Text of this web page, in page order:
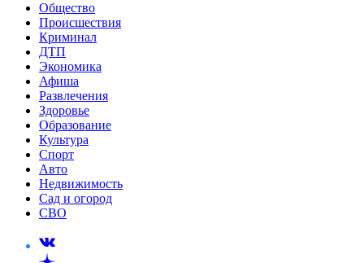
Общество
Происшествия
Криминал
ДТП
Экономика
Афиша
Развлечения
Здоровье
Образование
Культура
Спорт
Авто
Недвижимость
Сад и огород
СВО